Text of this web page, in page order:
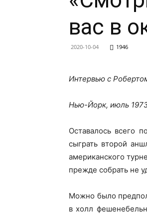
вас в
2020-10-04 1946
Интервью с
Нью-Йорк, июль
Оставалось всего
сыграть второй
американского
прежде собрать не
Можно было
в холл